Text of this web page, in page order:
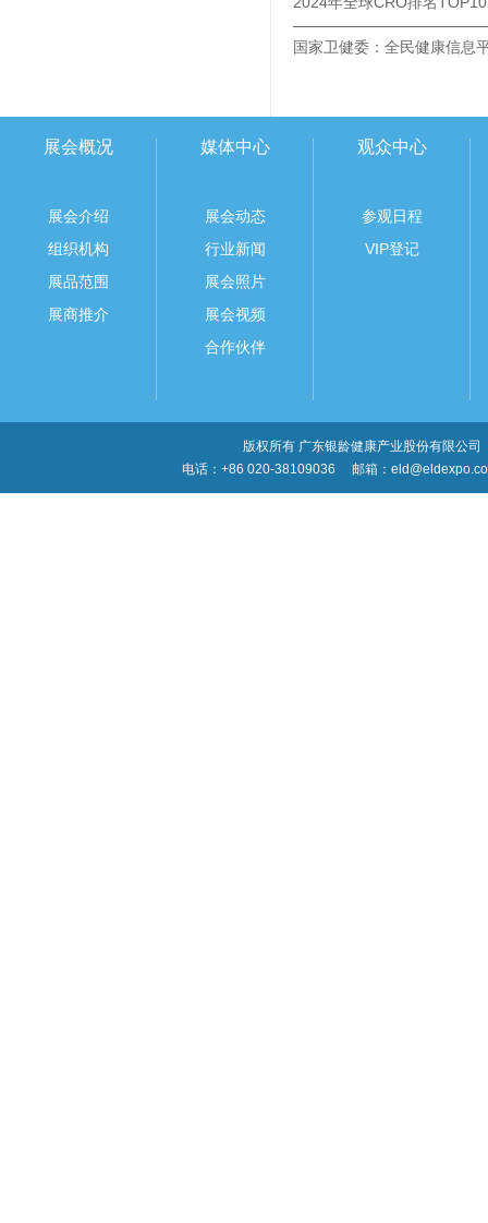
展会概况
展会介绍
组织机构
展品范围
展商推介
媒体中心
展会动态
行业新闻
展会照片
展会视频
合作伙伴
观众中心
参观日程
VIP登记
版权所有 广东银龄健康产业股份有限公司
电话：+86 020-38109036
邮箱：